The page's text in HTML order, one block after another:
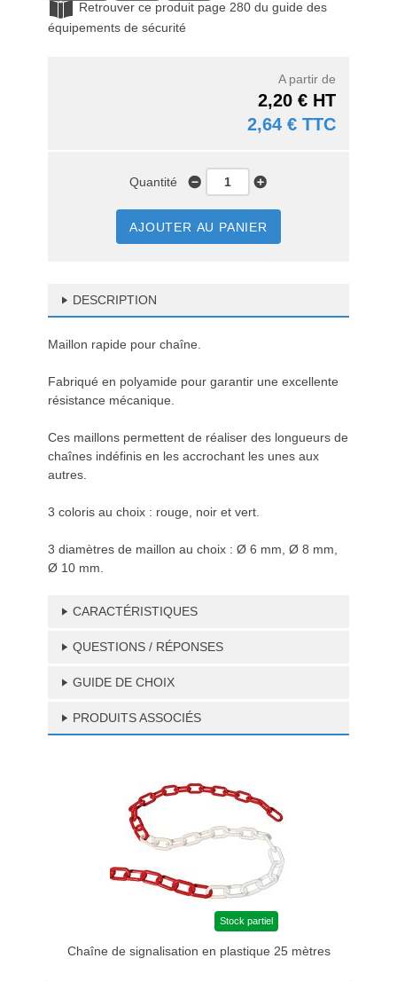
Retrouver ce produit page 280 du guide des
équipements de sécurité
A partir de
2,20 € HT
2,64 € TTC
Quantité
AJOUTER AU PANIER
DESCRIPTION
Maillon rapide pour chaîne.
Fabriqué en polyamide pour garantir une excellente
résistance mécanique.
Ces maillons permettent de réaliser des longueurs de
chaînes indéfinis en les accrochant les unes aux
autres.
3 coloris au choix : rouge, noir et vert.
3 diamètres de maillon au choix : Ø 6 mm, Ø 8 mm,
Ø 10 mm.
CARACTÉRISTIQUES
QUESTIONS / RÉPONSES
GUIDE DE CHOIX
PRODUITS ASSOCIÉS
Stock partiel
Chaîne de signalisation en plastique 25 mètres